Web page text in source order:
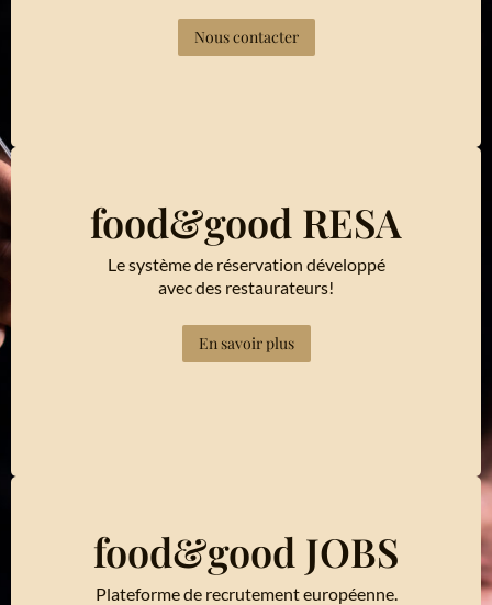
Nous contacter
food&good RESA
Le système de réservation développé
avec des restaurateurs!
En savoir plus
food&good JOBS
Plateforme de recrutement européenne.